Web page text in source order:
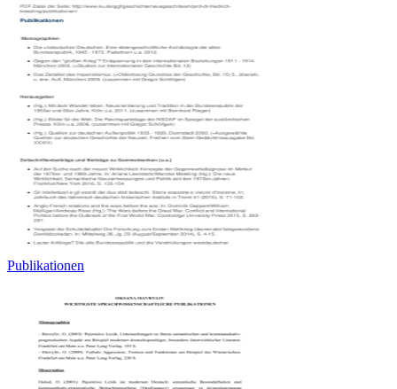
Publikationen